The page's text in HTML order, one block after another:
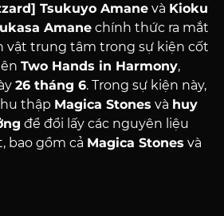
Tsukuyo Amane và Kioku
Amane chính thức ra mắt
vật trung tâm trong sự kiện cốt
Two Hands in Harmony,
26 tháng 6. Trong sự kiện này,
thập Magica Stones và huy
để đổi lấy các nguyên liệu
bao gồm cả Magica Stones và